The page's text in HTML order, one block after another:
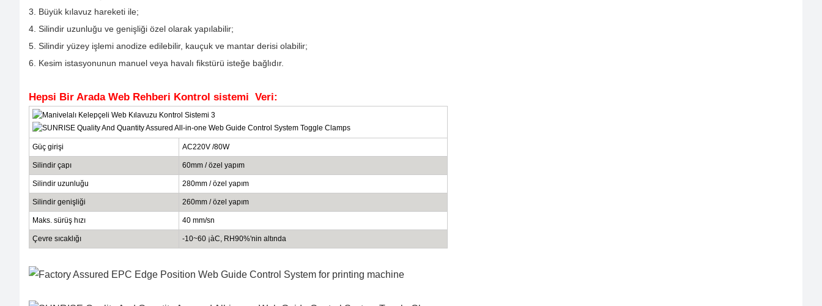
3. Büyük kılavuz hareketi ile;
4. Silindir uzunluğu ve genişliği özel olarak yapılabilir;
5. Silindir yüzey işlemi anodize edilebilir, kauçuk ve mantar derisi olabilir;
6. Kesim istasyonunun manuel veya havalı fikstürü isteğe bağlıdır.
Hepsi Bir Arada Web Rehberi Kontrol sistemi Veri:
Güç girişi AC220V /80W
Silindir çapı 60mm / özel yapım
Silindir uzunluğu 280mm / özel yapım
Silindir genişliği 260mm / özel yapım
Maks. sürüş hızı 40 mm/sn
Çevre sıcaklığı -10~60 ¡àC, RH90%'nin altında